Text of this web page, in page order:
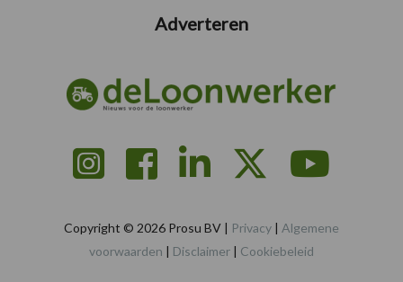
Adverteren
Copyright © 2026 Prosu BV | Privacy | Algemene
voorwaarden | Disclaimer | Cookiebeleid